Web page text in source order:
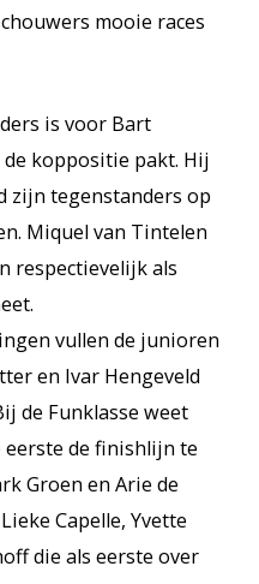
mooie races
is voor Bart
koppositie pakt. Hij
zijn tegenstanders op
Miquel van Tintelen
respectievelijk als
vullen de junioren
en Ivar Hengeveld
de Funklasse weet
de finishlijn te
Groen en Arie de
Capelle, Yvette
die als eerste over